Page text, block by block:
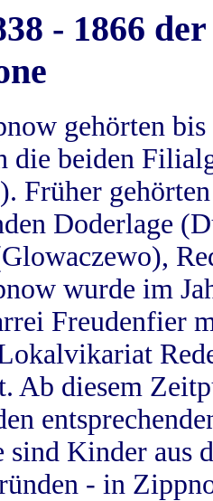
- 1866
gehörten
die beiden
Früher
Doderlage
wurde im
Freudenfier
Ab diesem
sind Kinder aus
- in